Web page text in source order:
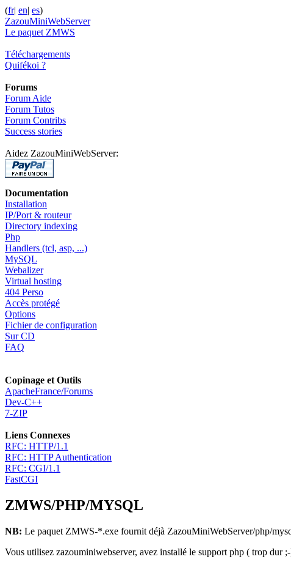
(fr| en| es)
ZazouMiniWebServer
Le paquet ZMWS
Téléchargements
Quifékoi ?
Forums
Forum Aide
Forum Tutos
Forum Contribs
Success stories
Aidez ZazouMiniWebServer:
Documentation
Installation
IP/Port & routeur
Directory indexing
Php
Handlers (tcl, asp, ...)
MySQL
Webalizer
Virtual hosting
404 Perso
Accès protégé
Options
Fichier de configuration
Sur CD
FAQ
Copinage et Outils
ApacheFrance/Forums
Dev-C++
7-ZIP
Liens Connexes
RFC: HTTP/1.1
RFC: HTTP Authentication
RFC: CGI/1.1
FastCGI
ZMWS/PHP/MYSQL
NB: Le paquet ZMWS-*.exe fournit déjà ZazouMiniWebServer/php/
Vous utilisez zazouminiwebserver, avez installé le support php ( trop dur